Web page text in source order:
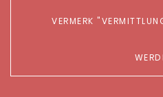
ERMERK